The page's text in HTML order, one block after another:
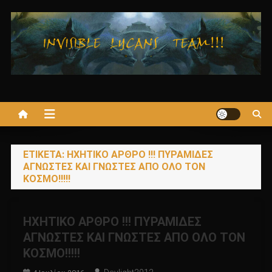
στο
περιεχόμενο
ΕΤΙΚΈΤΑ: ΗΧΗΤΙΚΟ ΑΡΘΡΟ !!! ΠΥΡΑΜΙΔΕΣ
ΑΓΝΩΣΤΕΣ ΚΑΙ ΓΝΩΣΤΕΣ ΑΠΟ ΟΛΟ ΤΟΝ
ΚΟΣΜΟ!!!!!
ΗΧΗΤΙΚΟ ΑΡΘΡΟ !!! ΠΥΡΑΜΙΔΕΣ
ΑΓΝΩΣΤΕΣ ΚΑΙ ΓΝΩΣΤΕΣ ΑΠΟ ΟΛΟ ΤΟΝ
ΚΟΣΜΟ!!!!!